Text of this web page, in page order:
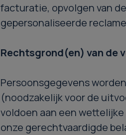
facturatie, opvolgen van
gepersonaliseerde
Rechtsgrond(en) van de
Persoonsgegevens
(noodzakelijk voor de
voldoen aan een
onze gerechtvaardigde